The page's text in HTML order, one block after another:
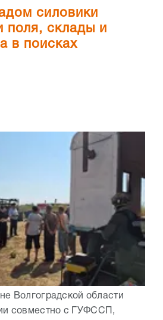
силовики
поля, склады и
в поисках
Волгоградской области
совместно с ГУФССП,